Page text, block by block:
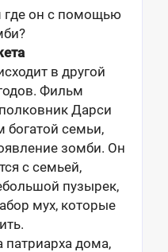
где он с помощью
в другой
Фильм
полковник Дарси
богатой семьи,
зомби. Он
с семьей,
пузырек,
мух, которые
дома,